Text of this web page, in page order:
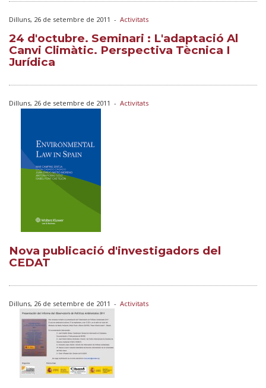
Dilluns, 26 de setembre de 2011 - Activitats
24 d'octubre. Seminari : L'adaptació Al
Canvi Climàtic. Perspectiva Tècnica I
Jurídica
Dilluns, 26 de setembre de 2011 - Activitats
Nova publicació d'investigadors del
CEDAT
Dilluns, 26 de setembre de 2011 - Activitats